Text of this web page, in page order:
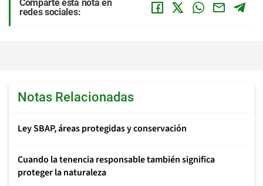
Comparte esta nota en
redes sociales:
Notas Relacionadas
Ley SBAP, áreas protegidas y conservación
Cuando la tenencia responsable también significa
proteger la naturaleza